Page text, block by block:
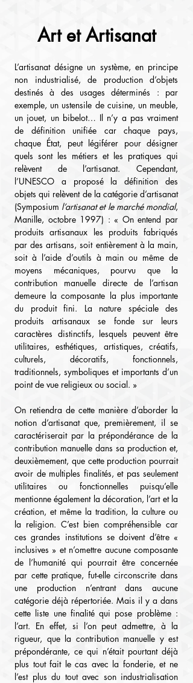
Art et Artisanat
L’artisanat désigne un système, en principe
non industrialisé, de production d’objets
destinés à des usages déterminés : par
exemple, un ustensile de cuisine, un meuble,
un jouet, un bibelot… Il n’y a pas vraiment
de définition unifiée car chaque pays,
chaque État, peut légiférer pour désigner
quels sont les métiers et les pratiques qui
relèvent de l’artisanat. Cependant,
l’UNESCO a proposé la définition des
objets qui relèvent de la catégorie d’artisanat
(Symposium l’artisanat et le marché mondial,
Manille, octobre 1997) : « On entend par
produits artisanaux les produits fabriqués
par des artisans, soit entièrement à la main,
soit à l’aide d’outils à main ou même de
moyens mécaniques, pourvu que la
contribution manuelle directe de l’artisan
demeure la composante la plus importante
du produit fini. La nature spéciale des
produits artisanaux se fonde sur leurs
caractères distinctifs, lesquels peuvent être
utilitaires, esthétiques, artistiques, créatifs,
culturels, décoratifs, fonctionnels,
traditionnels, symboliques et importants d’un
point de vue religieux ou social. »
On retiendra de cette manière d’aborder la
notion d’artisanat que, premièrement, il se
caractériserait par la prépondérance de la
contribution manuelle dans sa production et,
deuxièmement, que cette production pourrait
avoir de multiples finalités, et pas seulement
utilitaires ou fonctionnelles puisqu’elle
mentionne également la décoration, l’art et la
création, et même la tradition, la culture ou
la religion. C’est bien compréhensible car
ces grandes institutions se doivent d’être «
inclusives » et n’omettre aucune composante
de l’humanité qui pourrait être concernée
par cette pratique, fut-elle circonscrite dans
une production n’entrant dans aucune
catégorie déjà répertoriée. Mais il y a dans
cette liste une finalité qui pose problème :
l’art. En effet, si l’on peut admettre, à la
rigueur, que la contribution manuelle y est
prépondérante, ce qui n’était pourtant déjà
plus tout fait le cas avec la fonderie, et ne
l’est plus du tout avec son industrialisation